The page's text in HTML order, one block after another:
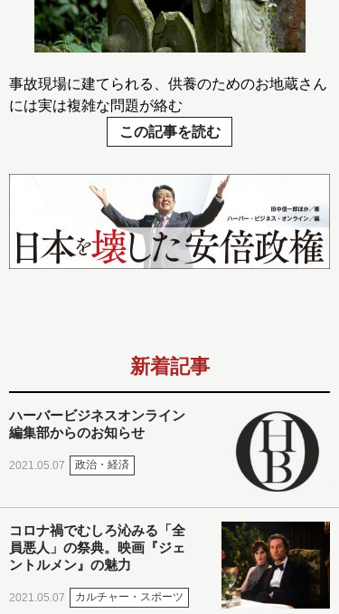
事故現場に建てられる、供養のためのお地蔵さん
には実は複雑な問題が絡む
この記事を読む
新着記事
ハーバービジネスオンライン
編集部からのお知らせ
2021.05.07 政治・経済
コロナ禍でむしろ沁みる「全
員悪人」の祭典。映画『ジェ
ントルメン』の魅力
2021.05.07 カルチャー・スポーツ